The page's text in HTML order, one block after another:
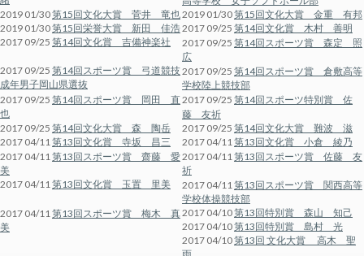
2019 01/30第15回文化大賞 菅井 竜也2019 01/30第15回文化大賞 金重 有邦
2019 01/30第15回栄誉大賞 新田 佳浩2017 09/25 第14回文化賞 木村 善明
2017 09/25 第14回文化賞 吉備神楽社 2017 09/25 第14回スポーツ賞 森定 照
広
2017 09/25 第14回スポーツ賞 弓道競技
成年男子岡山県選抜
2017 09/25 第14回スポーツ賞 倉敷高等
学校陸上競技部
2017 09/25 第14回スポーツ賞 岡田 直
也
2017 09/25 第14回スポーツ特別賞 佐
藤 友祈
2017 09/25 第14回文化大賞 森 陶岳 2017 09/25 第14回文化大賞 難波 滋
2017 04/11第13回文化賞 寺坂 昌三 2017 04/11第13回文化賞 小倉 綾乃
2017 04/11第13回スポーツ賞 齋藤 愛
美
2017 04/11第13回スポーツ賞 佐藤 友
祈
2017 04/11第13回文化賞 玉置 里美 2017 04/11第13回スポーツ賞 関西高等
学校体操競技部
2017 04/11第13回スポーツ賞 梅木 真
美
2017 04/10第13回特別賞 森山 知己
2017 04/10第13回特別賞 島村 光
2017 04/10第13回 文化大賞 高木 聖